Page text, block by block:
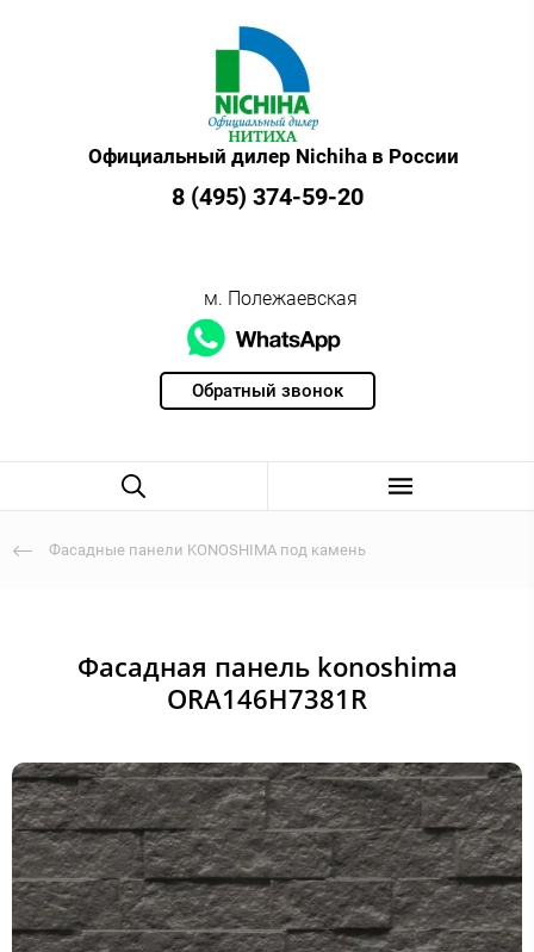
Обратный звонок
Официальный дилер Nichiha в России
8 (495) 374-59-20
м. Полежаевская
Фасадные панели KONOSHIMA под камень
Фасадная панель konoshima
ORA146H7381R